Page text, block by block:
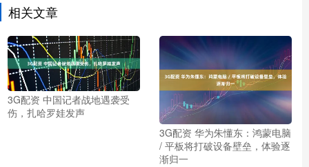
相关文章
3G配资 中国记者战地遇袭受
伤，扎哈罗娃发声
3G配资 华为朱懂东：鸿蒙电脑
/ 平板将打破设备壁垒，体验逐
渐归一